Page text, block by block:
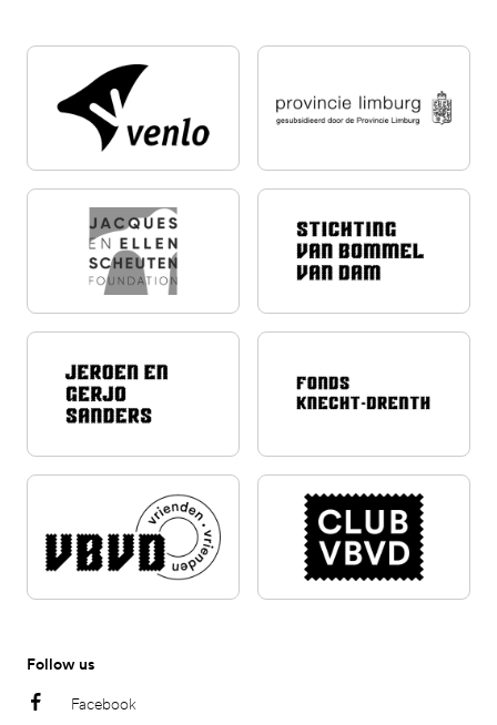
Follow us
Facebook